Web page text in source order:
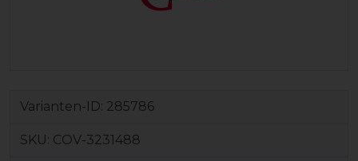
Varianten-ID: 285786
SKU: COV-3231488